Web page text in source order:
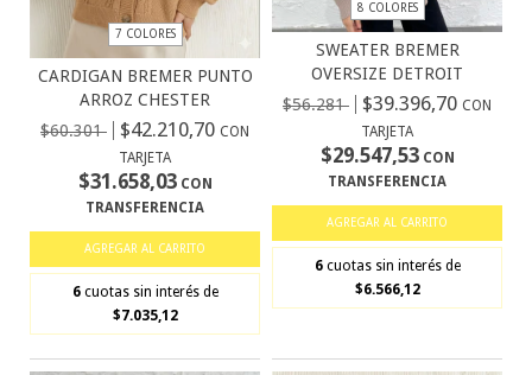
7 COLORES
CARDIGAN BREMER PUNTO
ARROZ CHESTER
$60.301
$42.210,70 CON
TARJETA
$31.658,03CON
TRANSFERENCIA
AGREGAR AL CARRITO
6 cuotas sin interés de
$7.035,12
8 COLORES
SWEATER BREMER
OVERSIZE DETROIT
$56.281
$39.396,70 CON
TARJETA
$29.547,53CON
TRANSFERENCIA
AGREGAR AL CARRITO
6 cuotas sin interés de
$6.566,12